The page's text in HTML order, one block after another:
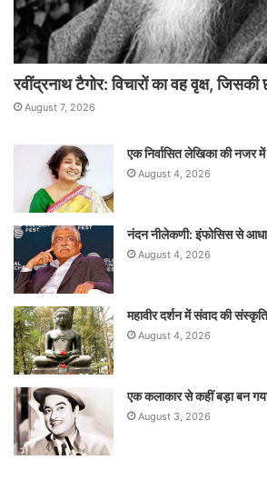
रवींद्रनाथ टैगोर: विचारों का वह वृक्ष,
August 7, 2026
एक निर्वासित लेखिका की नजर
August 4, 2026
नंदन नीलेकणी: इंफोसिस से
August 4, 2026
महावीर दर्शन में संवाद की
August 4, 2026
एक कलाकार से कहीं बड़ा बन
August 3, 2026